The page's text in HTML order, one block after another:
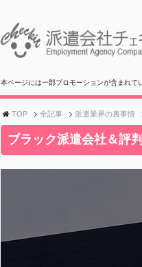
本ページには一部プロモーションが含まれて
TOP 全記事 派遣業界の裏事情
ブラック派遣会社＆評